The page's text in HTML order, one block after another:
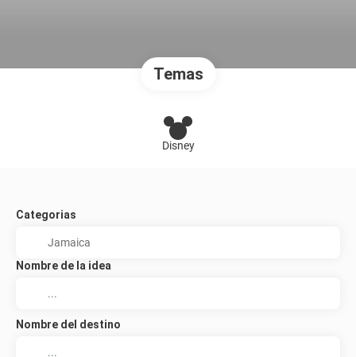
Temas
Disney
Categorias
Nombre de la idea
Nombre del destino